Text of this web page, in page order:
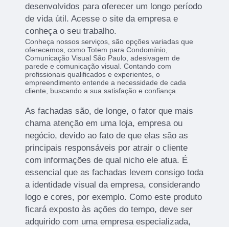
desenvolvidos para oferecer um longo período
de vida útil. Acesse o site da empresa e
conheça o seu trabalho.
Conheça nossos serviços, são opções variadas que
oferecemos, como Totem para Condomínio,
Comunicação Visual São Paulo, adesivagem de
parede e comunicação visual. Contando com
profissionais qualificados e experientes, o
empreendimento entende a necessidade de cada
cliente, buscando a sua satisfação e confiança.
As fachadas são, de longe, o fator que mais
chama atenção em uma loja, empresa ou
negócio, devido ao fato de que elas são as
principais responsáveis por atrair o cliente
com informações de qual nicho ele atua. É
essencial que as fachadas levem consigo toda
a identidade visual da empresa, considerando
logo e cores, por exemplo. Como este produto
ficará exposto às ações do tempo, deve ser
adquirido com uma empresa especializada,